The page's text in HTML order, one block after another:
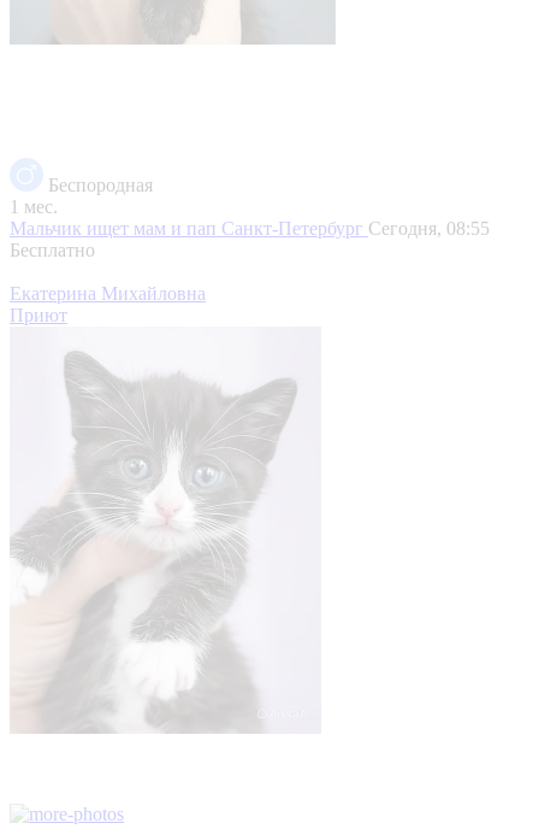
Беспородная
1 мес.
Мальчик ищет мам и пап Санкт-Петербург Сегодня, 08:55
Бесплатно
Екатерина Михайловна
Приют